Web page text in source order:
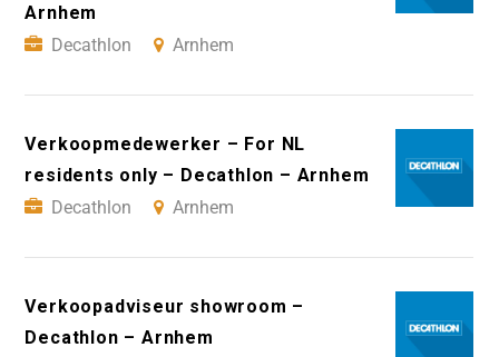
Arnhem
Decathlon
Arnhem
Verkoopmedewerker – For NL
residents only – Decathlon – Arnhem
Decathlon
Arnhem
Verkoopadviseur showroom –
Decathlon – Arnhem